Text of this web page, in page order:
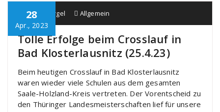
28
Apr., 2023
Schule Bürgel Allgemein
Tolle Erfolge beim Crosslauf in
Bad Klosterlausnitz (25.4.23)
Beim heutigen Crosslauf in Bad Klosterlausnitz
waren wieder viele Schulen aus dem gesamten
Saale-Holzland-Kreis vertreten. Der Vorentscheid zu
den Thüringer Landesmeisterschaften lief für unsere